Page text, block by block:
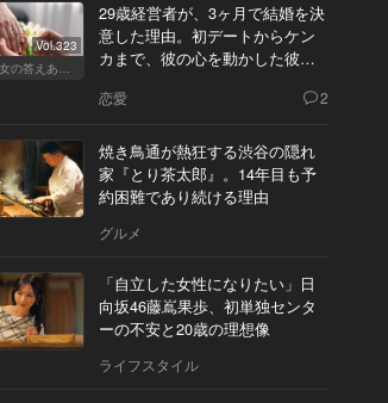
Vol.323
男と女の答えあわせ【Q】
29歳経営者が、3ヶ月で結婚を決
意した理由。初デートからケン
カまで、彼の心を動かした彼女
恋愛 2
焼き鳥通が熱狂する渋谷の隠れ
家『とり茶太郎』。14年目も予
約困難であり続ける理由
グルメ
「自立した女性になりたい」日
向坂46藤嶌果歩、初単独センタ
ーの不安と20歳の理想像
ライフスタイル